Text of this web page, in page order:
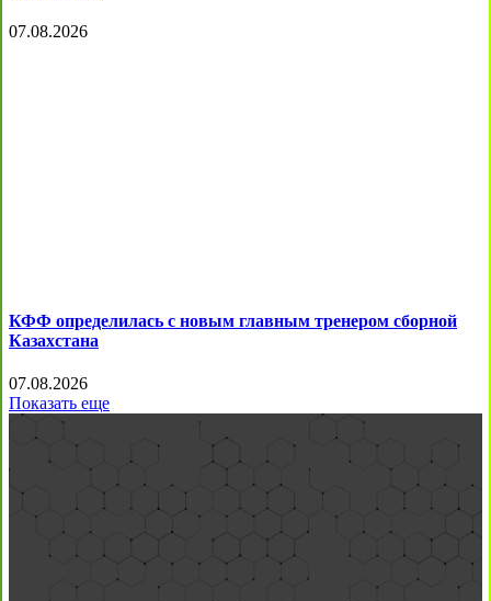
07.08.2026
КФФ определилась с новым главным тренером сборной
Казахстана
07.08.2026
Показать еще